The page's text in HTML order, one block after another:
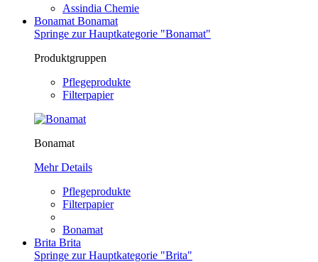
Assindia Chemie
Bonamat Bonamat
Springe zur Hauptkategorie "Bonamat"
Produktgruppen
Pflegeprodukte
Filterpapier
Bonamat
Mehr Details
Pflegeprodukte
Filterpapier
Bonamat
Brita Brita
Springe zur Hauptkategorie "Brita"